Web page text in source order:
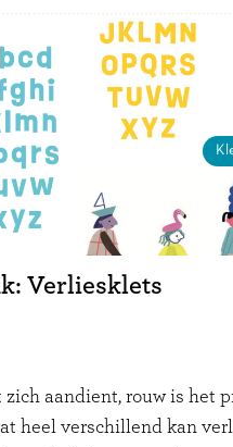
Verliesklets
aandient, rouw is het
heel verschillend kan